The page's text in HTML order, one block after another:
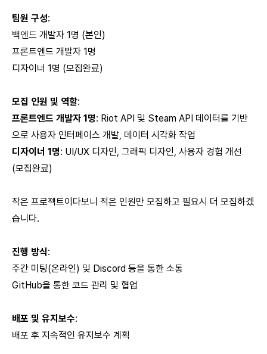
팀원 구성:
백엔드 개발자 1명 (본인)
프론트엔드 개발자 1명
디자이너 1명 (모집완료)
모집 인원 및 역할:
프론트엔드 개발자 1명: Riot API 및 Steam API 데이터를 기반
으로 사용자 인터페이스 개발, 데이터 시각화 작업
디자이너 1명: UI/UX 디자인, 그래픽 디자인, 사용자 경험 개선
(모집완료)
작은 프로젝트이다보니 적은 인원만 모집하고 필요시 더 모집하겠
습니다.
진행 방식:
주간 미팅(온라인) 및 Discord 등을 통한 소통
GitHub을 통한 코드 관리 및 협업
배포 및 유지보수:
배포 후 지속적인 유지보수 계획